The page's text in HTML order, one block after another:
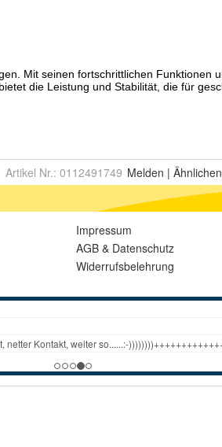
Artikel Nr.: 0112491749 Melden | Ähnlichen
Impressum
AGB & Datenschutz
Widerrufsbelehrung